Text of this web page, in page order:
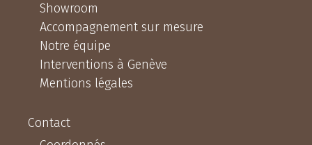
Showroom
Accompagnement sur mesure
Notre équipe
Interventions à Genève
Mentions légales
Contact